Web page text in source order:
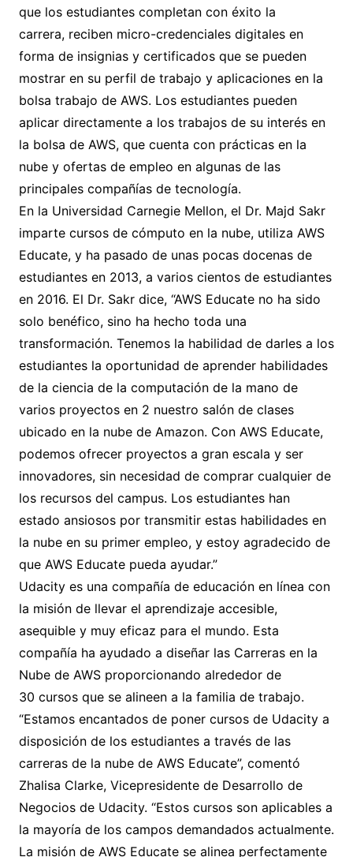
que los estudiantes completan con éxito la
carrera, reciben micro-credenciales digitales en
forma de insignias y certificados que se pueden
mostrar en su perfil de trabajo y aplicaciones en la
bolsa trabajo de AWS. Los estudiantes pueden
aplicar directamente a los trabajos de su interés en
la bolsa de AWS, que cuenta con prácticas en la
nube y ofertas de empleo en algunas de las
principales compañías de tecnología.
En la Universidad Carnegie Mellon, el Dr. Majd Sakr
imparte cursos de cómputo en la nube, utiliza AWS
Educate, y ha pasado de unas pocas docenas de
estudiantes en 2013, a varios cientos de estudiantes
en 2016. El Dr. Sakr dice, “AWS Educate no ha sido
solo benéfico, sino ha hecho toda una
transformación. Tenemos la habilidad de darles a los
estudiantes la oportunidad de aprender habilidades
de la ciencia de la computación de la mano de
varios proyectos en 2 nuestro salón de clases
ubicado en la nube de Amazon. Con AWS Educate,
podemos ofrecer proyectos a gran escala y ser
innovadores, sin necesidad de comprar cualquier de
los recursos del campus. Los estudiantes han
estado ansiosos por transmitir estas habilidades en
la nube en su primer empleo, y estoy agradecido de
que AWS Educate pueda ayudar.”
Udacity es una compañía de educación en línea con
la misión de llevar el aprendizaje accesible,
asequible y muy eficaz para el mundo. Esta
compañía ha ayudado a diseñar las Carreras en la
Nube de AWS proporcionando alrededor de
30 cursos que se alineen a la familia de trabajo.
“Estamos encantados de poner cursos de Udacity a
disposición de los estudiantes a través de las
carreras de la nube de AWS Educate”, comentó
Zhalisa Clarke, Vicepresidente de Desarrollo de
Negocios de Udacity. “Estos cursos son aplicables a
la mayoría de los campos demandados actualmente.
La misión de AWS Educate se alinea perfectamente